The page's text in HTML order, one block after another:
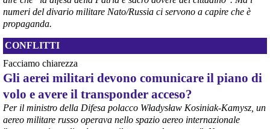
giornalerossoblu.it/ex-ilva-sc
Nel tavolo convocato al Ministero delle Imprese e del Made in Italy,
provvedimento straordinario per attenuare le conseguenze
economiche e sociali dello stop dell’area a caldo, invitando le
rappresentanze del territorio a presentare proposte operative.
#ILVA #Taranto
numeri del divario militare Nato/Russia ci servono a capire che è
propaganda.
CONFLITTI
Facciamo chiarezza
Gli aerei militari devono comunicare il piano di
volo e avere il transponder acceso?
Per il ministro della Difesa polacco Władysław Kosiniak-Kamysz, un
aereo militare russo operava nello spazio aereo internazionale